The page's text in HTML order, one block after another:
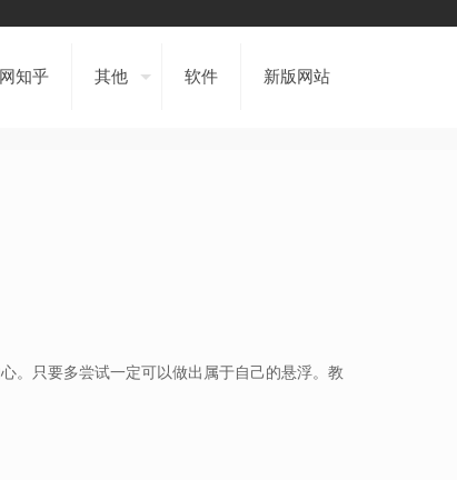
知乎 其他 软件 新版网站
。只要多尝试一定可以做出属于自己的悬浮。教